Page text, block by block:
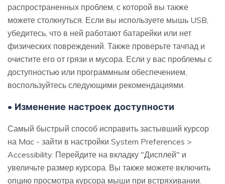
распространенных проблем, с которой вы также
можете столкнуться. Если вы используете мышь USB,
убедитесь, что в ней работают батарейки или нет
физических повреждений. Также проверьте тачпад и
очистите его от грязи и мусора. Если у вас проблемы с
доступностью или программным обеспечением,
воспользуйтесь следующими рекомендациями.
• Изменение настроек доступности
Самый быстрый способ исправить застывший курсор
на Mac - зайти в настройки System Preferences >
Accessibility. Перейдите на вкладку "Дисплей" и
увеличьте размер курсора. Вы также можете включить
опцию просмотра курсора мыши при встряхивании.